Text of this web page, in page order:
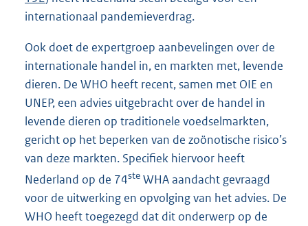
internationaal pandemieverdrag.
Ook doet de expertgroep aanbevelingen over de
internationale handel in, en markten met, levende
dieren. De WHO heeft recent, samen met OIE en
UNEP, een advies uitgebracht over de handel in
levende dieren op traditionele voedselmarkten,
gericht op het beperken van de zoönotische risico’s
van deze markten. Specifiek hiervoor heeft
Nederland op de 74ste WHA aandacht gevraagd
voor de uitwerking en opvolging van het advies. De
WHO heeft toegezegd dat dit onderwerp op de